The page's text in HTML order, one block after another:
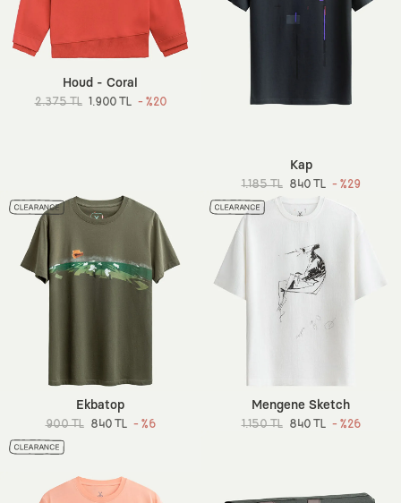
Houd - Coral
2.375 TL 1.900 TL - %20
Kap
1.185 TL 840 TL - %29
Ekbatop
900 TL 840 TL - %6
Mengene Sketch
1.150 TL 840 TL - %26